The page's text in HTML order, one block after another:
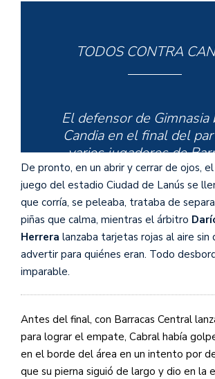
TODOS CONTRA
El defensor de Gimnasia
Candia en el final del
varios jugadores de
Central fueron en
venganza. ¡NADIE
BAJARLO!
pic.twitter.com/
— TyC Sports
August 22, 2024
De pronto, en un abrir y cerrar de ojos,
juego del estadio Ciudad de Lanús se
que corría, se peleaba, trataba de
piñas que calma, mientras el árbitro
Herrera lanzaba tarjetas rojas al aire sin
advertir para quiénes eran. Todo
imparable.
Antes del final, con Barracas Central
para lograr el empate, Cabral había
en el borde del área en un intento por
que su pierna siguió de largo y dio en la